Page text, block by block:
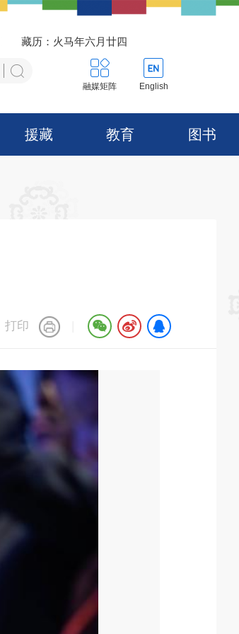
藏历：火马年六月廿四
融媒矩阵 English
援藏 教育 图书
打印